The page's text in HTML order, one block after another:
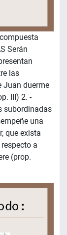
Serán
las
Juan duerme
III) 2. -
subordinadas
una
que exista
a
(prop.